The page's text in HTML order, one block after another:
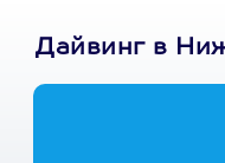
Дайвинг в